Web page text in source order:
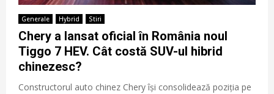
Generale Hybrid Stiri
Chery a lansat oficial în România noul
Tiggo 7 HEV. Cât costă SUV-ul hibrid
chinezesc?
Constructorul auto chinez Chery își consolidează poziția pe